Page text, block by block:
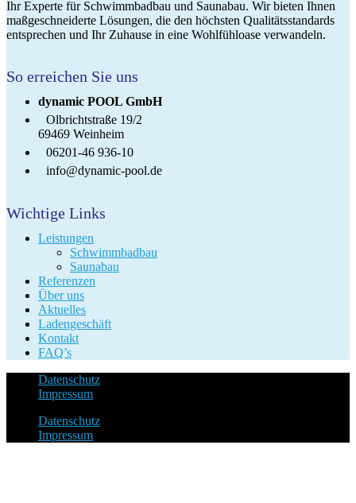
Ihr Experte für Schwimmbadbau und Saunabau. Wir bieten Ihnen
maßgeschneiderte Lösungen, die den höchsten Qualitätsstandards
entsprechen und Ihr Zuhause in eine Wohlfühloase verwandeln.
So erreichen Sie uns
dynamic POOL GmbH
Olbrichtstraße 19/2
69469 Weinheim
06201-46 936-10
info@dynamic-pool.de
Wichtige Links
Leistungen
Schwimmbadbau
Saunabau
Referenzen
Über uns
Aktuelles
Ladengeschäft
Kontakt
FAQ’s
Datenschutz
Impressum
Datenschutz
Impressum